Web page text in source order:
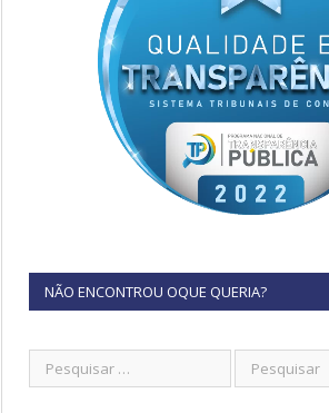
NÃO ENCONTROU OQUE QUERIA?